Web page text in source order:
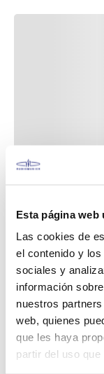
Esta página web
Las cookies de
el contenido y
sociales y
información
nuestros
web, quienes
que les haya
partir del uso